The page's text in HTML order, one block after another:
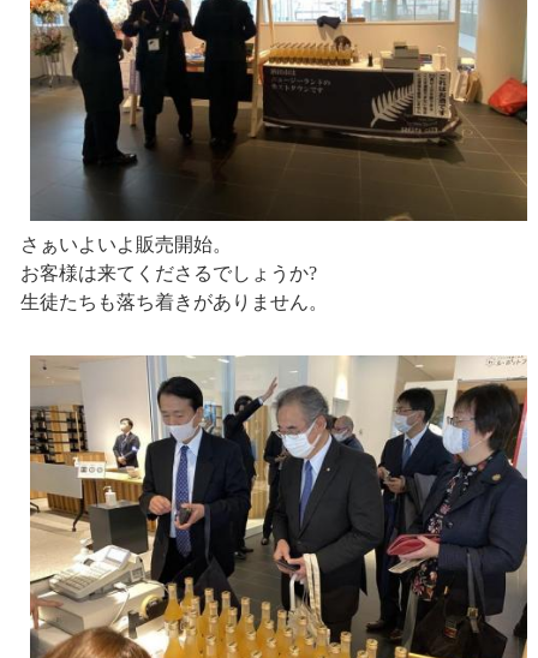
さぁいよいよ販売開始。
お客様は来てくださるでしょうか?
生徒たちも落ち着きがありません。